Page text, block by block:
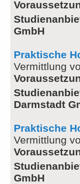
GmbH
Praktische
Vermittlung
Darmstadt
Praktische
Vermittlung
GmbH